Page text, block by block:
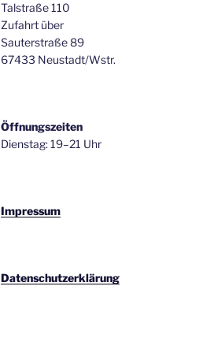
Talstraße 110
Zufahrt über
Sauterstraße 89
67433 Neustadt/Wstr.
Öffnungszeiten
Dienstag: 19–21 Uhr
Impressum
Datenschutzerklärung